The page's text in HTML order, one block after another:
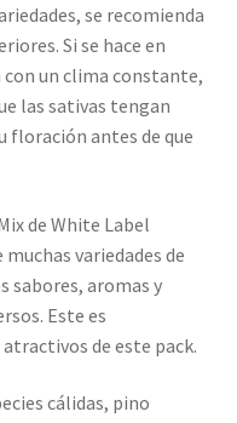
se recomienda
Si se hace en
con un clima constante,
las sativas tengan
antes de que
de White Label
variedades de
sabores, aromas y
Este es
de este pack.
cálidas, pino